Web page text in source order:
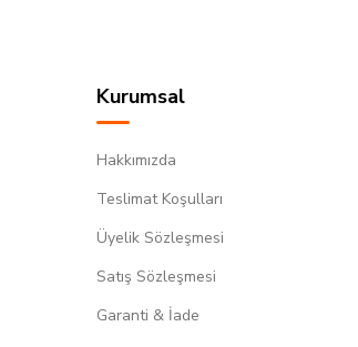
Kurumsal
Hakkımızda
Teslimat Koşulları
Üyelik Sözleşmesi
Satış Sözleşmesi
Garanti & İade